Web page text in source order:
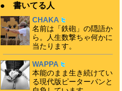
● 書いてる人
CHAKA
名前は「鉄砲」の隠語か
ら。人生数撃ちゃ何かに
当たります。
WAPPA
本能のまま生き続けてい
る現代版ピーターパンと